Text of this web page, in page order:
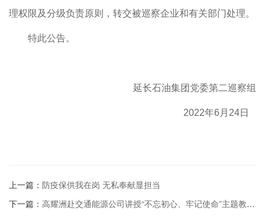
理权限及分级负责原则，转交被巡察企业和有关部门处理。
特此公告。
延长石油集团党委第二巡察组
2022年6月24日
上一篇： 防疫保供我在岗 无私奉献显担当
下一篇： 高耀洲赴交通能源公司讲授“不忘初心、牢记使命”主题教育专题党课